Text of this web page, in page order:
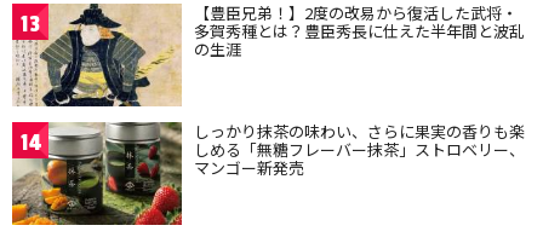
13 【豊臣兄弟！】2度の改易から復活した武将・
多賀秀種とは？豊臣秀長に仕えた半年間と波乱
の生涯
14 しっかり抹茶の味わい、さらに果実の香りも楽
しめる「無糖フレーバー抹茶」ストロベリー、
マンゴー新発売